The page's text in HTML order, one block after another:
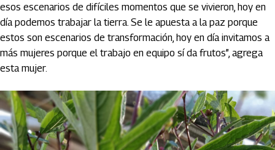
esos escenarios de difíciles momentos que se vivieron, hoy en
día podemos trabajar la tierra. Se le apuesta a la paz porque
estos son escenarios de transformación, hoy en día invitamos a
más mujeres porque el trabajo en equipo sí da frutos”, agrega
esta mujer.